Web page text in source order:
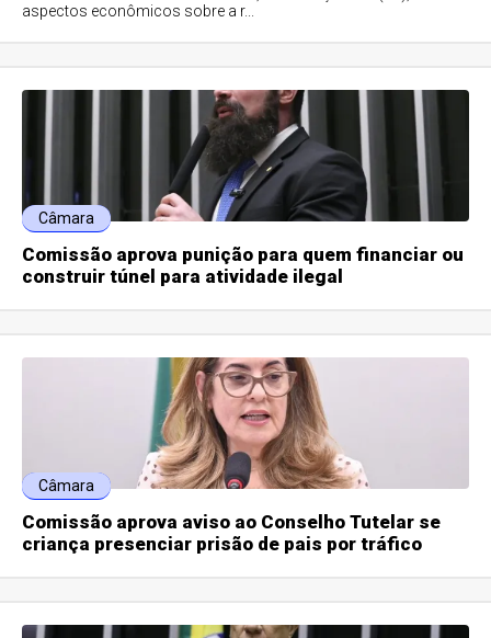
aspectos econômicos sobre a r...
Câmara
Comissão aprova punição para quem financiar ou
construir túnel para atividade ilegal
Câmara
Comissão aprova aviso ao Conselho Tutelar se
criança presenciar prisão de pais por tráfico